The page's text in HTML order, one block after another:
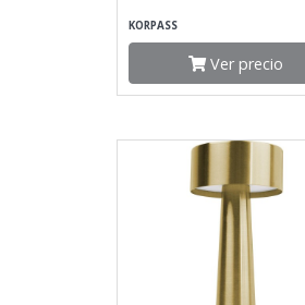
KORPASS
Ver precio